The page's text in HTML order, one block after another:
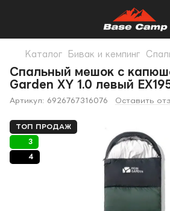
Каталог Бивак и кемпинг
Спальный мешок с
Garden XY 1.0 левый
Артикул: 6926767316076 Оставить
ТОП ПРОДАЖ
3
4